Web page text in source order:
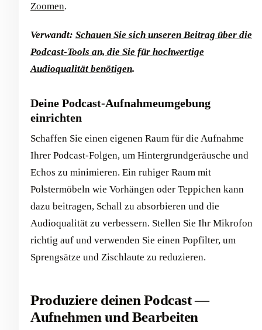
Zoomen.
Verwandt: Schauen Sie sich unseren Beitrag über die
Podcast-Tools an, die Sie für hochwertige
Audioqualität benötigen.
Deine Podcast-Aufnahmeumgebung
einrichten
Schaffen Sie einen eigenen Raum für die Aufnahme
Ihrer Podcast-Folgen, um Hintergrundgeräusche und
Echos zu minimieren. Ein ruhiger Raum mit
Polstermöbeln wie Vorhängen oder Teppichen kann
dazu beitragen, Schall zu absorbieren und die
Audioqualität zu verbessern. Stellen Sie Ihr Mikrofon
richtig auf und verwenden Sie einen Popfilter, um
Sprengsätze und Zischlaute zu reduzieren.
Produziere deinen Podcast —
Aufnehmen und Bearbeiten